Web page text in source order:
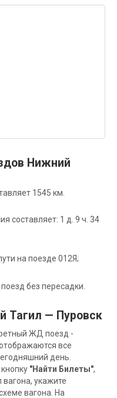
Нижний
1545 км.
составляет: 1 д. 9 ч. 34
на поезде 012Я;
без пересадки.
Тагил — Пуровск
ЖД поезд -
все
день.
"Найти Билеты",
укажите
вагона. На